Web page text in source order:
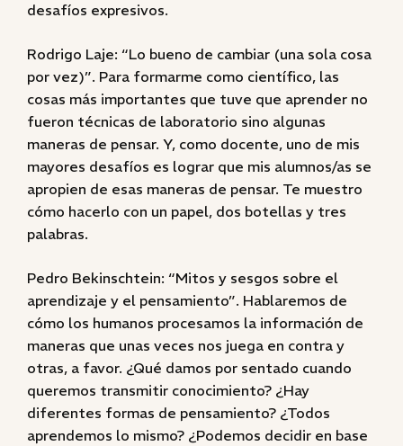
desafíos expresivos.
Rodrigo Laje: “Lo bueno de cambiar (una sola cosa
por vez)”. Para formarme como científico, las
cosas más importantes que tuve que aprender no
fueron técnicas de laboratorio sino algunas
maneras de pensar. Y, como docente, uno de mis
mayores desafíos es lograr que mis alumnos/as se
apropien de esas maneras de pensar. Te muestro
cómo hacerlo con un papel, dos botellas y tres
palabras.
Pedro Bekinschtein: “Mitos y sesgos sobre el
aprendizaje y el pensamiento”. Hablaremos de
cómo los humanos procesamos la información de
maneras que unas veces nos juega en contra y
otras, a favor. ¿Qué damos por sentado cuando
queremos transmitir conocimiento? ¿Hay
diferentes formas de pensamiento? ¿Todos
aprendemos lo mismo? ¿Podemos decidir en base